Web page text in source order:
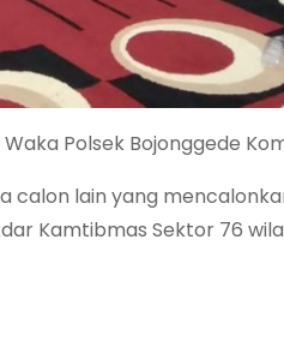
Polsek Bojonggede
calon lain yang
Kamtibmas Sektor 76